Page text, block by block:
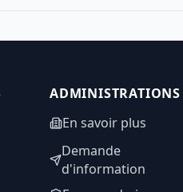
ADMINISTRATIONS
En savoir plus
Demande
d'information